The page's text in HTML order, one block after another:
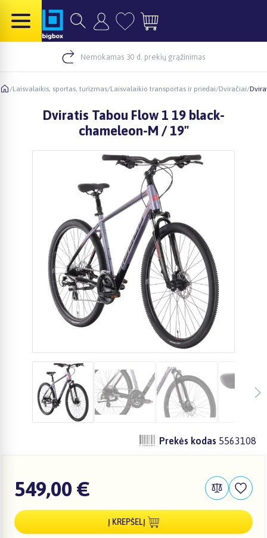
Nemokamas 30 d. prekių grąžinimas
/Laisvalaikis, sportas, turizmas/Laisvalaikio transportas ir priedai/Dviračiai/
Dviratis Tabou Flow 1 19 black-
chameleon-M / 19"
Prekės kodas 5563108
549,00 €
Į KREPŠELĮ